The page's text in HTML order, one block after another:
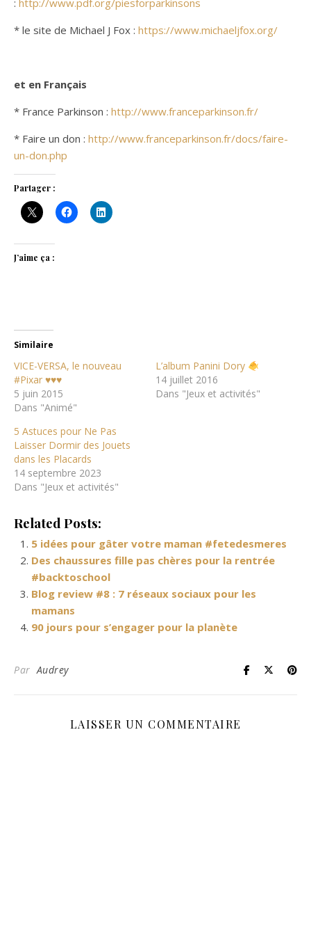
: http://www.pdf.org/piesforparkinsons​
* le site de Michael J Fox : https://www.michaeljfox.org/
et en Français
* France Parkinson : http://www.franceparkinson.fr/
* Faire un don : http://www.franceparkinson.fr/docs/faire-
un-don.php
Partager :
J’aime ça :
Similaire
VICE-VERSA, le nouveau
#Pixar ♥♥♥
5 juin 2015
Dans "Animé"
L’album Panini Dory
14 juillet 2016
Dans "Jeux et activités"
5 Astuces pour Ne Pas
Laisser Dormir des Jouets
dans les Placards
14 septembre 2023
Dans "Jeux et activités"
Related Posts:
5 idées pour gâter votre maman #fetedesmeres
Des chaussures fille pas chères pour la rentrée
#backtoschool
Blog review #8 : 7 réseaux sociaux pour les
mamans
90 jours pour s’engager pour la planète
ParAudrey
LAISSER UN COMMENTAIRE